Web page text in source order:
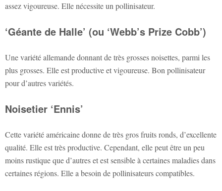
assez vigoureuse. Elle nécessite un pollinisateur.
‘Géante de Halle’ (ou ‘Webb’s Prize Cobb’)
Une variété allemande donnant de très grosses noisettes, parmi les
plus grosses. Elle est productive et vigoureuse. Bon pollinisateur
pour d’autres variétés.
Noisetier ‘Ennis’
Cette variété américaine donne de très gros fruits ronds, d’excellente
qualité. Elle est très productive. Cependant, elle peut être un peu
moins rustique que d’autres et est sensible à certaines maladies dans
certaines régions. Elle a besoin de pollinisateurs compatibles.